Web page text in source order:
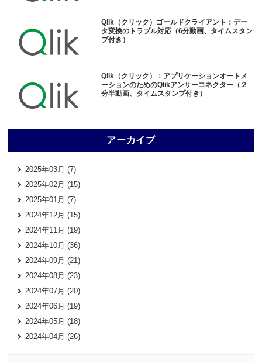
Qlik（クリック）ゴールドクライアント：デー
タ変換のトラブル対応（6分動画、タイムスタン
プ付き）
Qlik（クリック）：アプリケーションオートメ
ーションのためのQlikアンサーコネクター（２
分半動画、タイムスタンプ付き）
アーカイブ
2025年03月 (7)
2025年02月 (15)
2025年01月 (7)
2024年12月 (15)
2024年11月 (19)
2024年10月 (36)
2024年09月 (21)
2024年08月 (23)
2024年07月 (20)
2024年06月 (19)
2024年05月 (18)
2024年04月 (26)